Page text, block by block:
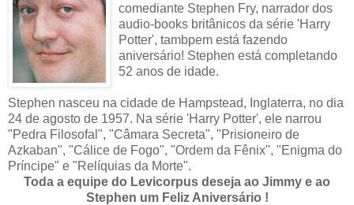
comediante Stephen Fry, narrador dos
audio-books britânicos da série 'Harry
Potter', tambpem está fazendo
aniversário! Stephen está completando
52 anos de idade.
Stephen nasceu na cidade de Hampstead, Inglaterra, no dia
24 de agosto de 1957. Na série 'Harry Potter', ele narrou
"Pedra Filosofal", "Câmara Secreta", "Prisioneiro de
Azkaban", "Cálice de Fogo", "Ordem da Fênix", "Enigma do
Príncipe" e "Relíquias da Morte".
Toda a equipe do Levicorpus deseja ao Jimmy e ao
Stephen um Feliz Aniversário !